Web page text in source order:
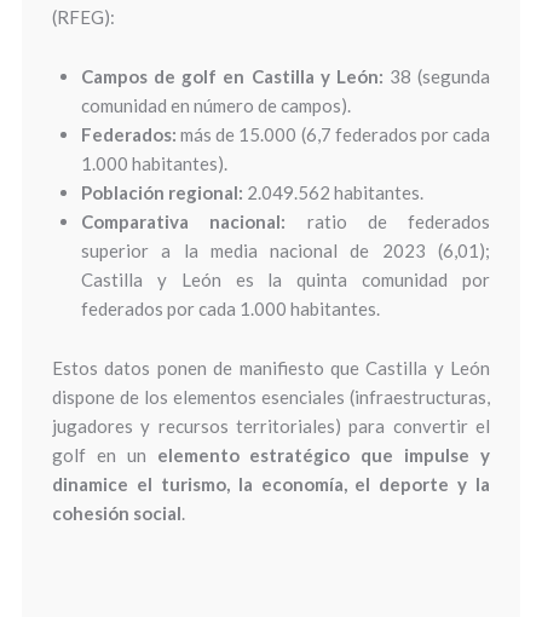
(RFEG):
Campos de golf en Castilla y León: 38 (segunda
comunidad en número de campos).
Federados: más de 15.000 (6,7 federados por cada
1.000 habitantes).
Población regional: 2.049.562 habitantes.
Comparativa nacional: ratio de federados
superior a la media nacional de 2023 (6,01);
Castilla y León es la quinta comunidad por
federados por cada 1.000 habitantes.
Estos datos ponen de manifiesto que Castilla y León
dispone de los elementos esenciales (infraestructuras,
jugadores y recursos territoriales) para convertir el
golf en un elemento estratégico que impulse y
dinamice el turismo, la economía, el deporte y la
cohesión social